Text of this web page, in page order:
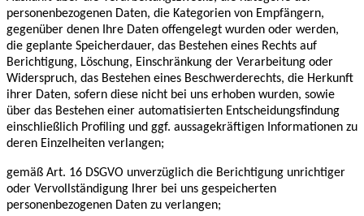
personenbezogenen Daten, die Kategorien von Empfängern,
gegenüber denen Ihre Daten offengelegt wurden oder werden,
die geplante Speicherdauer, das Bestehen eines Rechts auf
Berichtigung, Löschung, Einschränkung der Verarbeitung oder
Widerspruch, das Bestehen eines Beschwerderechts, die Herkunft
ihrer Daten, sofern diese nicht bei uns erhoben wurden, sowie
über das Bestehen einer automatisierten Entscheidungsfindung
einschließlich Profiling und ggf. aussagekräftigen Informationen zu
deren Einzelheiten verlangen;
gemäß Art. 16 DSGVO unverzüglich die Berichtigung unrichtiger
oder Vervollständigung Ihrer bei uns gespeicherten
personenbezogenen Daten zu verlangen;